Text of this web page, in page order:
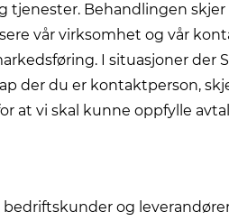
tjenester. Behandlingen
vår virksomhet og vår
I situasjoner der
der du er kontaktperson,
at vi skal kunne oppfylle
og